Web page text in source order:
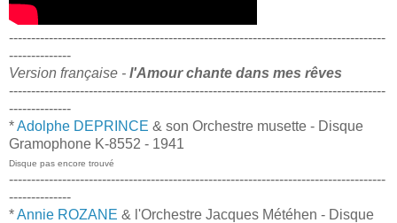
-------------------------------------------------------------------------------------
--------------
Version française - l'Amour chante dans mes rêves
-------------------------------------------------------------------------------------
--------------
*Adolphe DEPRINCE & son Orchestre musette - Disque
Gramophone K-8552 - 1941
Disque pas encore trouvé
-------------------------------------------------------------------------------------
--------------
*Annie ROZANE & l'Orchestre Jacques Météhen - Disque